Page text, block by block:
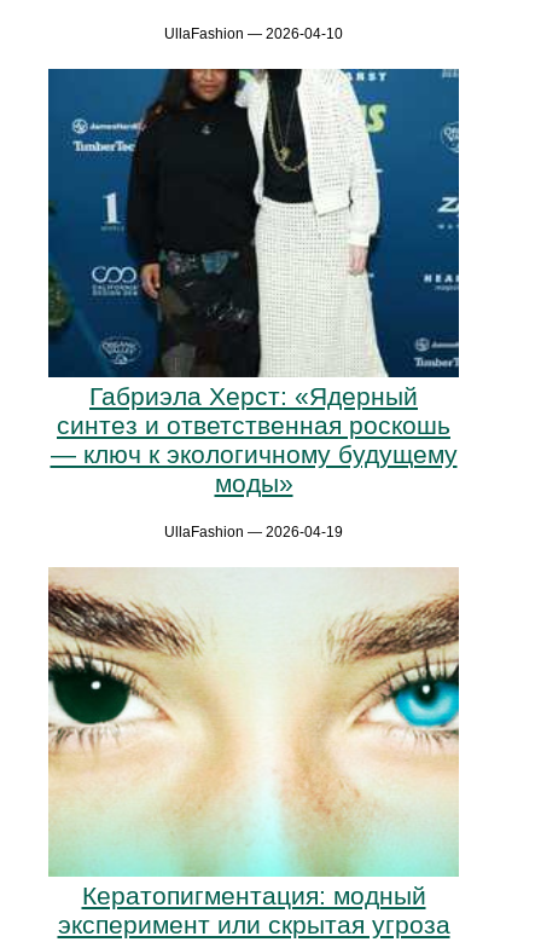
UllaFashion — 2026-04-10
Габриэла Херст: «Ядерный
синтез и ответственная роскошь
— ключ к экологичному будущему
моды»
UllaFashion — 2026-04-19
Кератопигментация: модный
эксперимент или скрытая угроза